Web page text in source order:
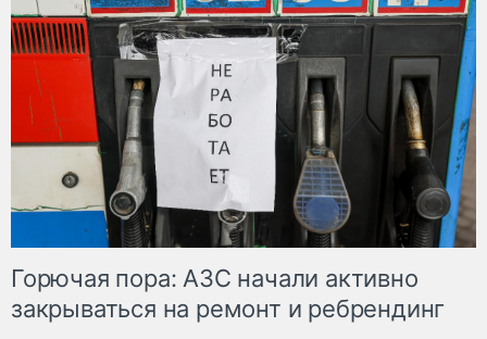
Горючая пора: АЗС начали активно
закрываться на ремонт и ребрендинг